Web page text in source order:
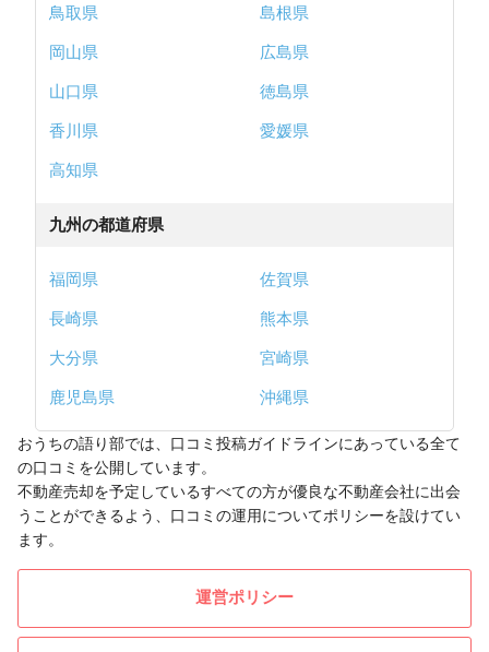
鳥取県
島根県
岡山県
広島県
山口県
徳島県
香川県
愛媛県
高知県
九州の都道府県
福岡県
佐賀県
長崎県
熊本県
大分県
宮崎県
鹿児島県
沖縄県
おうちの語り部では、口コミ投稿ガイドラインにあっている全て
の口コミを公開しています。
不動産売却を予定しているすべての方が優良な不動産会社に出会
うことができるよう、口コミの運用についてポリシーを設けてい
ます。
運営ポリシー